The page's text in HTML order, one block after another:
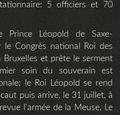
5 officiers et 70
Léopold de Saxe-
le Congrès national Roi des
Bruxelles et prête le serment
soin du souverain est
le Roi Léopold se rend
puis arrive, le 31 juillet, à
l'armée de la Meuse. Le